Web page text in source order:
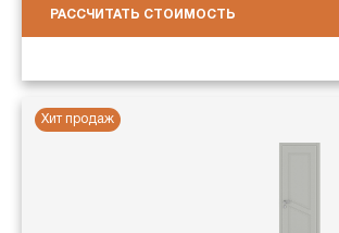
РАССЧИТАТЬ СТОИМОСТЬ
Хит продаж